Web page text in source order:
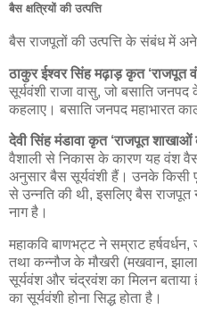
बैस क्षत्रियों की उत्पत्ति
बैस राजपूतों की उत्पत्ति के संबंध में
ठाकुर ईश्वर सिंह मढ़ाड़ कृत ‘राजपूत
सूर्यवंशी राजा वासु, जो बसाति
कहलाए। बसाति जनपद महाभारत
देवी सिंह मंडावा कृत ‘राजपूत शाखाओं
वैशाली से निकास के कारण यह वंश
अनुसार बैस सूर्यवंशी हैं। उनके किसी
से उन्नति की थी, इसलिए बैस राजपूत
नाग है।
महाकवि बाणभट्ट ने सम्राट
तथा कन्नौज के मौखरी (मखवान, झाला)
सूर्यवंश और चंद्रवंश का मिलन
का सूर्यवंशी होना सिद्ध होता है।